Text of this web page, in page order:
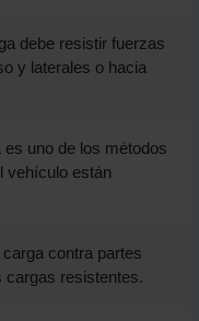
debe resistir fuerzas
y laterales o hacia
uno de los métodos
vehículo están
carga contra partes
cargas resistentes.